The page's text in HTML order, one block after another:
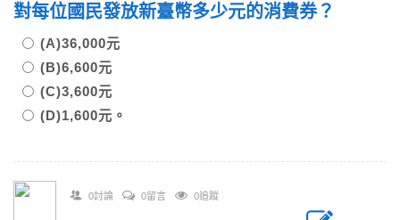
對每位國民發放新臺幣多少元的消費券？
(A)36,000元
(B)6,600元
(C)3,600元
(D)1,600元。
0討論 0留言 0追蹤